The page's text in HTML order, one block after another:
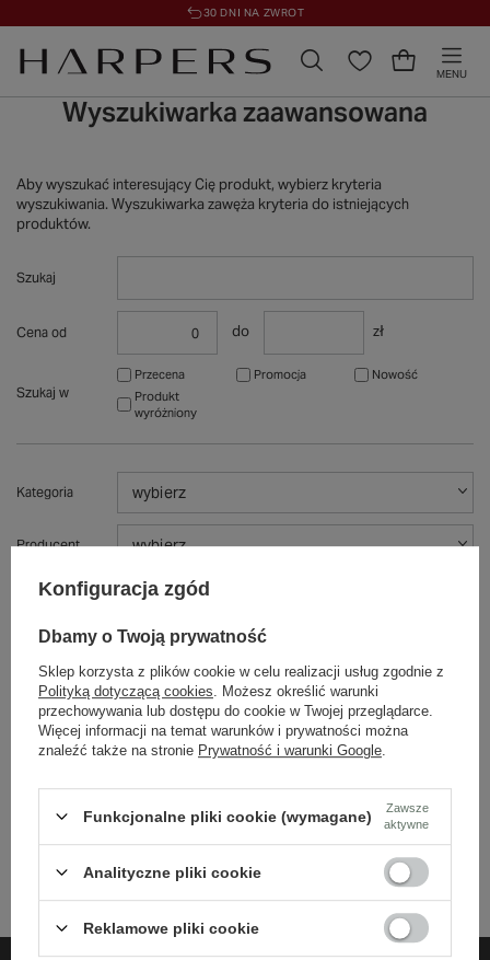
30 DNI NA ZWROT
MENU
Wyszukiwarka zaawansowana
Aby wyszukać interesujący Cię produkt, wybierz kryteria
wyszukiwania. Wyszukiwarka zawęża kryteria do istniejących
produktów.
Szukaj
Cena od do zł
Szukaj w
Przecena Promocja
Nowość
Produkt
wyróżniony
Kategoria wybierz
Producent wybierz
Sortuj po: Cenie
Rosnąco
SZUKAJ
+48 732 108 464
Biuro obsługi klienta czynne jest w godzinach 10-18 (pon-pt)
Konfiguracja zgód
Dbamy o Twoją prywatność
Sklep korzysta z plików cookie w celu realizacji usług zgodnie z
Polityką dotyczącą cookies . Możesz określić warunki
przechowywania lub dostępu do cookie w Twojej przeglądarce.
Więcej informacji na temat warunków i prywatności można
znaleźć także na stronie Prywatność i warunki Google
Funkcjonalne pliki cookie (wymagane)
Zawsze
aktywne
Analityczne pliki cookie
Reklamowe pliki cookie